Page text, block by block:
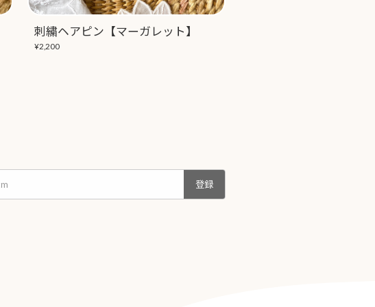
刺繍ヘアピン【マーガレット】
¥2,200
登録